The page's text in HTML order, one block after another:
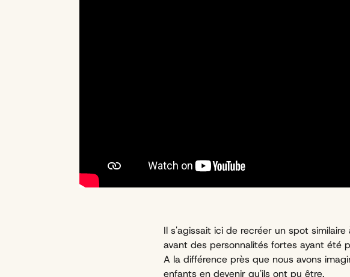
Il s'agissait ici de recréer un spot
avant des personnalités fortes ayant été
A la différence près que nous avons
enfants en devenir qu'ils ont pu être.